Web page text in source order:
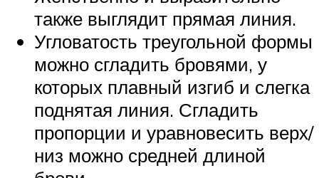
также выглядит прямая линия.
Угловатость треугольной формы
можно сгладить бровями, у
которых плавный изгиб и слегка
поднятая линия. Сгладить
пропорции и уравновесить верх/
низ можно средней длиной